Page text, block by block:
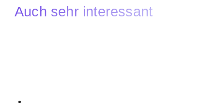
Auch sehr interessant